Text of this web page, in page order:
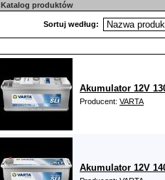
Katalog produktów
Sortuj według:
Akumulator 12V
Producent: VARTA
Akumulator 12V